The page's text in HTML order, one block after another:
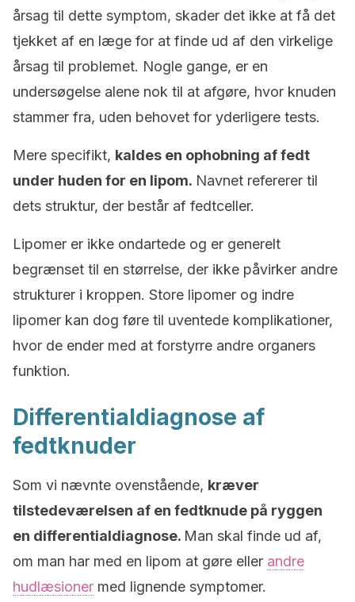
årsag til dette symptom, skader det ikke at få det
tjekket af en læge for at finde ud af den virkelige
årsag til problemet. Nogle gange, er en
undersøgelse alene nok til at afgøre, hvor knuden
stammer fra, uden behovet for yderligere tests.
Mere specifikt, kaldes en ophobning af fedt
under huden for en lipom. Navnet refererer til
dets struktur, der består af fedtceller.
Lipomer er ikke ondartede og er generelt
begrænset til en størrelse, der ikke påvirker andre
strukturer i kroppen. Store lipomer og indre
lipomer kan dog føre til uventede komplikationer,
hvor de ender med at forstyrre andre organers
funktion.
Differentialdiagnose af
fedtknuder
Som vi nævnte ovenstående, kræver
tilstedeværelsen af en fedtknude på ryggen
en differentialdiagnose. Man skal finde ud af,
om man har med en lipom at gøre eller andre
hudlæsioner med lignende symptomer.